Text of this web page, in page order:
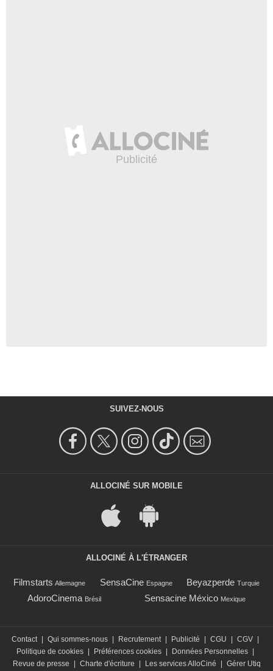
SUIVEZ-NOUS
ALLOCINÉ SUR MOBILE
ALLOCINÉ À L'ÉTRANGER
Filmstarts Allemagne SensaCine Espagne Beyazperde Turquie
AdoroCinema Brésil Sensacine México Mexique
Contact | Qui sommes-nous | Recrutement | Publicité | CGU | CGV |
Politique de cookies | Préférences cookies | Données Personnelles |
Revue de presse
| Charte d'écriture | Les services AlloCiné | Gérer Utiq